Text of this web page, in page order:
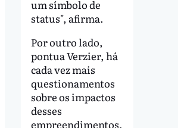
um símbolo de
status", afirma.
Por outro lado,
pontua Verzier, há
cada vez mais
questionamentos
sobre os impactos
desses
empreendimentos,